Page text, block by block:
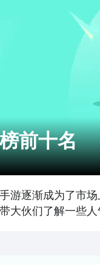
前十名
游逐渐成为了市
大伙们了解一些